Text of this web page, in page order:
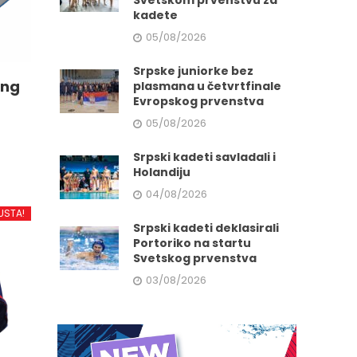
kadete
05/08/2026
Srpske juniorke bez
plasmana u četvrtfinale
Evropskog prvenstva
05/08/2026
Srpski kadeti savladali i
Holandiju
04/08/2026
Srpski kadeti deklasirali
Portoriko na startu
Svetskog prvenstva
03/08/2026